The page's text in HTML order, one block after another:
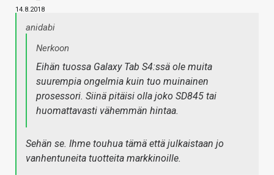
14.8.2018
anidabi
Nerkoon
Eihän tuossa Galaxy Tab S4:ssä ole muita
suurempia ongelmia kuin tuo muinainen
prosessori. Siinä pitäisi olla joko SD845 tai
huomattavasti vähemmän hintaa.
Sehän se. Ihme touhua tämä että julkaistaan jo
vanhentuneita tuotteita markkinoille.